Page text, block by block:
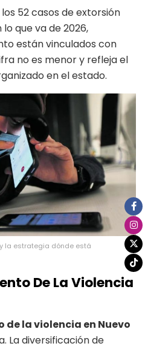
52 casos de extorsión
que va de 2026,
están vinculados con
no es menor y refleja el
en el estado.
la estrategia dónde está
De La Violencia
de la violencia en Nuevo
La diversificación de